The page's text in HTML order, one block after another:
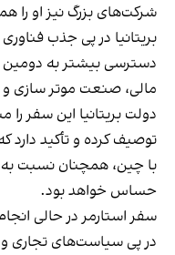
شرکت‌های بزرگ نیز او را
بریتانیا در پی جذب
دسترسی بیشتر به دومین
مالی، صنعت موتر سازی
دولت بریتانیا این سفر را
توصیف کرده و تأکید دارد
با چین، همچنان نسبت
حساس خواهد بود.
سفر استارمر در حالی
در پی سیاست‌های تجاری و